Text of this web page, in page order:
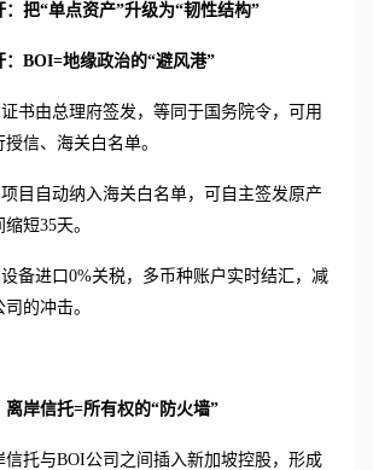
：把“单点资产”升级为“韧性结构”
BOI=地缘政治的“避风港”
书由总理府签发，等同于国务院令，可用
信、海关白名单。
目自动纳入海关白名单，可自主签发原产
短35天。
备进口0%关税，多币种账户实时结汇，减
的冲击。
岸信托=所有权的“防火墙”
信托与BOI公司之间插入新加坡控股，形成